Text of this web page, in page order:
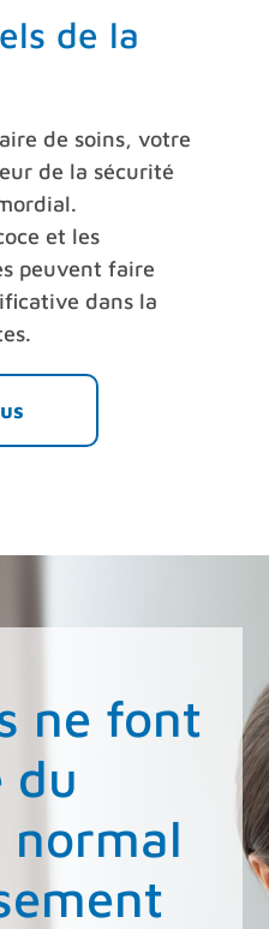
de la
de soins, votre
de la sécurité
et les
peuvent faire
dans la
ne font
du
normal